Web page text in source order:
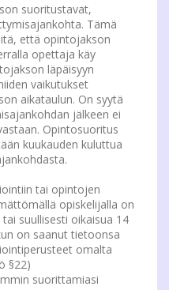
suoritustavat,
Tämä
että opintojakson
opettaja käy
läpäisyyn
vaikutukset
aikataulun. On syytä
jälkeen ei
Opintosuoritus
kuukauden kuluttua
tai opintojen
opiskelijalla on
suullisesti oikaisua 14
on saanut tietoonsa
omalta
§22)
suorittamiasi